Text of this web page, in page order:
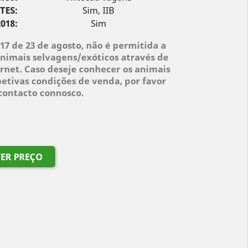
Sim, IIB
Sim
de 23 de agosto, não é permitida a
selvagens/exóticos através de
Caso deseje conhecer os animais
condições de venda, por favor
connosco.
PREÇO